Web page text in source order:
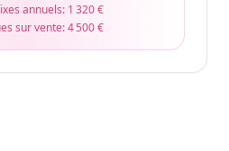
annuels: 1 320 €
sur vente:4 500 €